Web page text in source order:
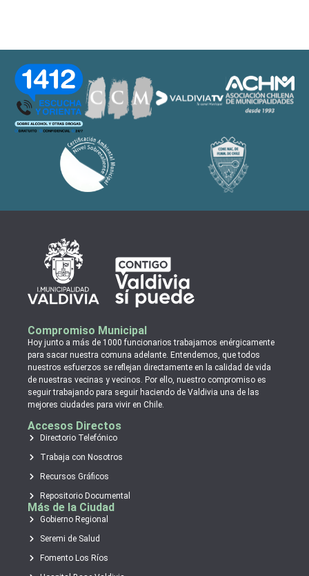
Compromiso Municipal
Hoy junto a más de 1000 funcionarios trabajamos enérgicamente
para sacar nuestra comuna adelante. Entendemos, que todos
nuestros esfuerzos se reflejan directamente en la calidad de vida
de nuestras vecinas y vecinos. Por ello, nuestro compromiso es
seguir trabajando para seguir haciendo de Valdivia una de las
mejores ciudades para vivir en Chile.
Accesos Directos
Directorio Telefónico
Trabaja con Nosotros
Recursos Gráficos
Repositorio Documental
Más de la Ciudad
Gobierno Regional
Seremi de Salud
Fomento Los Ríos